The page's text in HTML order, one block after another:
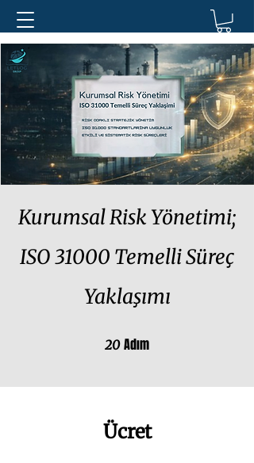
Kurumsal Risk Yönetimi;
ISO 31000 Temelli Süreç
Yaklaşımı
20 Adım
Ücret